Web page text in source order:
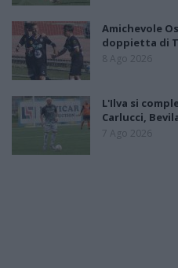
Amichevole
doppietta di
8 Ago 2026
L'Ilva si
Carlucci,
7 Ago 2026